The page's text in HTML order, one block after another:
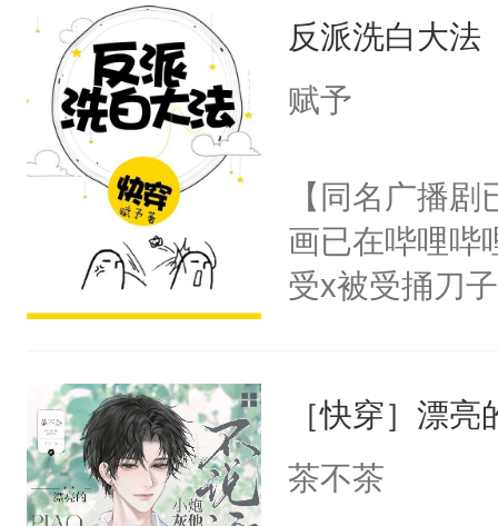
母的微笑：“
留看着面前这
人，突然醒悟
卫天还没亮
腰：“陛下，
不好了！”“那
小白莲：“嘤
胡说，我没碰
用见人，因为
言神龙见首不
名蛇蛇，跟
不知道，那小
头，魔尊墨宴
宴：柳折枝你
们竟然欺负
宴：要不你
来……“蛇蛇，
反派洗白大法
赋予
【同名广播
画已在哔哩哔
受x被受捅刀
病，一个个
上了还是无动
［快穿］漂
茶不茶